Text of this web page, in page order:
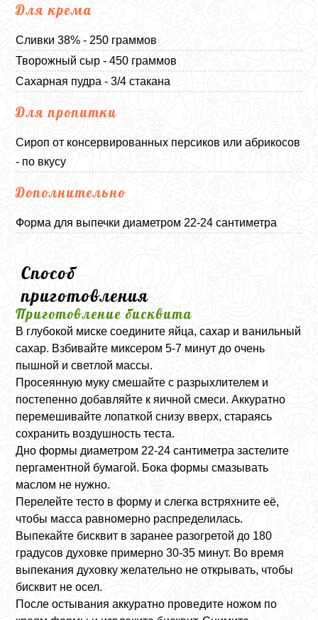
Для крема
Сливки 38% - 250 граммов
Творожный сыр - 450 граммов
Сахарная пудра - 3/4 стакана
Для пропитки
Сироп от консервированных персиков или абрикосов
- по вкусу
Дополнительно
Форма для выпечки диаметром 22-24 сантиметра
Способ
приготовления
Приготовление бисквита
В глубокой миске соедините яйца, сахар и ванильный
сахар. Взбивайте миксером 5-7 минут до очень
пышной и светлой массы.
Просеянную муку смешайте с разрыхлителем и
постепенно добавляйте к яичной смеси. Аккуратно
перемешивайте лопаткой снизу вверх, стараясь
сохранить воздушность теста.
Дно формы диаметром 22-24 сантиметра застелите
пергаментной бумагой. Бока формы смазывать
маслом не нужно.
Перелейте тесто в форму и слегка встряхните её,
чтобы масса равномерно распределилась.
Выпекайте бисквит в заранее разогретой до 180
градусов духовке примерно 30-35 минут. Во время
выпекания духовку желательно не открывать, чтобы
бисквит не осел.
После остывания аккуратно проведите ножом по